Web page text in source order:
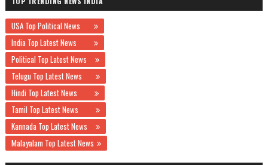
USA Top Political News
India Top Latest News
Political Top Latest News
Telugu Top Latest News
Hindi Top Latest News
Tamil Top Latest News
Kannada Top Latest News
Malayalam Top Latest News